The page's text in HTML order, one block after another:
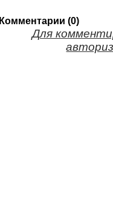
Комментарии (0)
Для